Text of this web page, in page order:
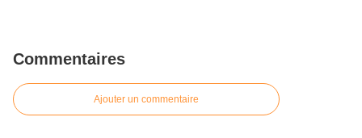
Commentaires
Ajouter un commentaire